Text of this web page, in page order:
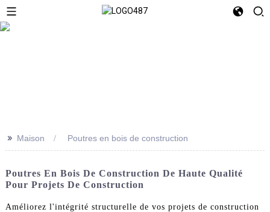
>> Maison Poutres en bois de construction
Poutres En Bois De Construction De Haute Qualité
Pour Projets De Construction
Améliorez l'intégrité structurelle de vos projets de construction